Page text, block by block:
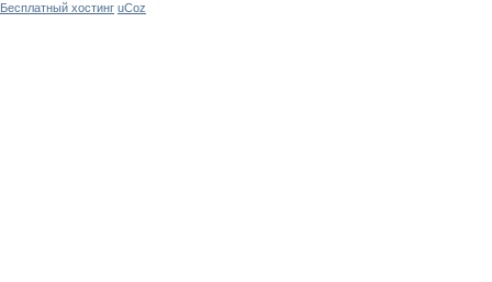
Бесплатный хостинг uCoz